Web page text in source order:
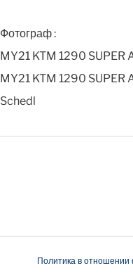
Фотограф :
MY21 KTM 1290 SUPER
MY21 KTM 1290 SUPER
Schedl
Политика в